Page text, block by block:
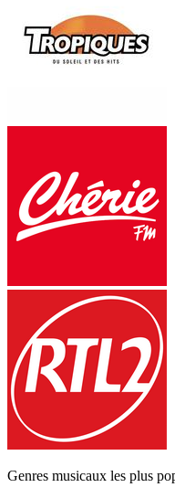
Genres musicaux les plus